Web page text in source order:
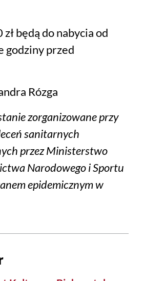
będą do nabycia od
godziny przed
Rózga
zorganizowane przy
sanitarnych
przez Ministerstwo
Narodowego i Sportu
epidemicznym w